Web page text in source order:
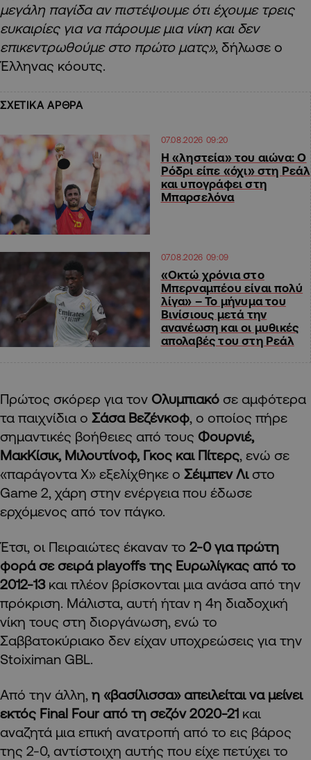
μεγάλη παγίδα αν πιστέψουμε ότι έχουμε τρεις
ευκαιρίες για να πάρουμε μια νίκη και δεν
επικεντρωθούμε στο πρώτο ματς», δήλωσε ο
Έλληνας κόουτς.
ΣΧΕΤΙΚΑ ΑΡΘΡΑ
07.08.2026 09:20
Η «ληστεία» του αιώνα: Ο
Ρόδρι είπε «όχι» στη Ρεάλ
και υπογράφει στη
Μπαρσελόνα
07.08.2026 09:09
«Οκτώ χρόνια στο
Μπερναμπέου είναι πολύ
λίγα» – Το μήνυμα του
Βινίσιους μετά την
ανανέωση και οι μυθικές
απολαβές του στη Ρεάλ
Πρώτος σκόρερ για τον Ολυμπιακό σε αμφότερα
τα παιχνίδια ο Σάσα Βεζένκοφ, ο οποίος πήρε
σημαντικές βοήθειες από τους Φουρνιέ,
ΜακΚίσικ, Μιλουτίνοφ, Γκος και Πίτερς, ενώ σε
«παράγοντα Χ» εξελίχθηκε ο Σέιμπεν Λιστο
Game 2, χάρη στην ενέργεια που έδωσε
ερχόμενος από τον πάγκο.
Έτσι, οι Πειραιώτες έκαναν το 2-0 για πρώτη
φορά σε σειρά playoffs της Ευρωλίγκας από το
2012-13και πλέον βρίσκονται μια ανάσα από την
πρόκριση. Μάλιστα, αυτή ήταν η 4η διαδοχική
νίκη τους στη διοργάνωση, ενώ το
Σαββατοκύριακο δεν είχαν υποχρεώσεις για την
Stoiximan GBL.
Από την άλλη, η «βασίλισσα» απειλείται να μείνει
εκτός Final Four από τη σεζόν 2020-21 και
αναζητά μια επική ανατροπή από το εις βάρος
της 2-0, αντίστοιχη αυτής που είχε πετύχει το